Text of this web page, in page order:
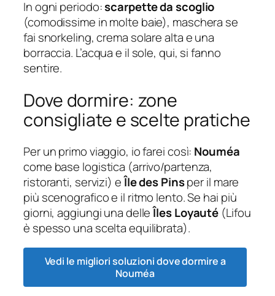
In ogni periodo:scarpette da scoglio
(comodissime in molte baie), maschera se
fai snorkeling, crema solare alta e una
borraccia. L’acqua e il sole, qui, si fanno
sentire.
Dove dormire: zone
consigliate e scelte pratiche
Per un primo viaggio, io farei così: Nouméa
come base logistica (arrivo/partenza,
ristoranti, servizi) eÎle des Pinsper il mare
più scenografico e il ritmo lento. Se hai più
giorni, aggiungi una delleÎles Loyauté (Lifou
è spesso una scelta equilibrata).
Vedi le migliori soluzioni dove dormire a
Nouméa